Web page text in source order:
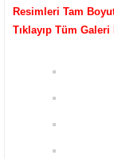
Resimleri Tam
Tıklayıp Tüm